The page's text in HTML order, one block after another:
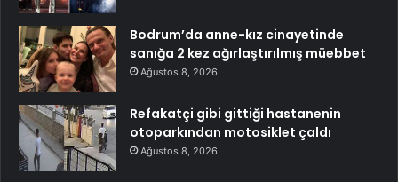
Bodrum’da anne-kız cinayetinde
sanığa 2 kez ağırlaştırılmış müebbet
Ağustos 8, 2026
Refakatçi gibi gittiği hastanenin
otoparkından motosiklet çaldı
Ağustos 8, 2026